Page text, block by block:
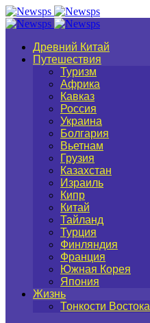
Древний Китай
Путешествия
Туризм
Африка
Кавказ
Россия
Украина
Болгария
Вьетнам
Грузия
Казахстан
Израиль
Кипр
Китай
Тайланд
Турция
Финляндия
Франция
Южная Корея
Япония
Жизнь
Тонкости Востока